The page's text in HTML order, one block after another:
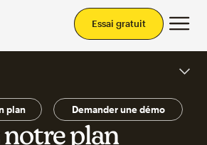
Essai gratuit
notre plan
plan Demander une démo